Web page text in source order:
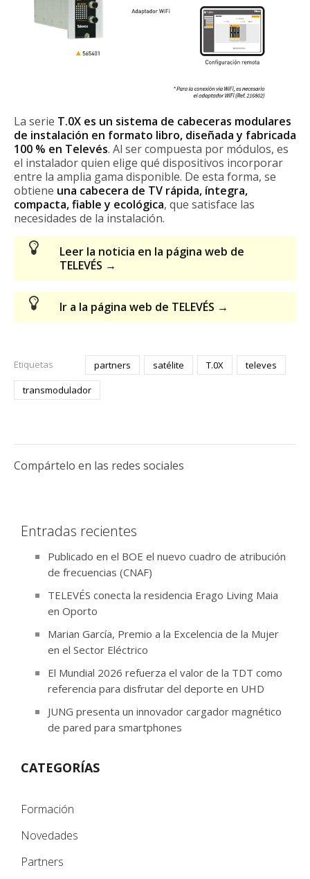
La serie T.0X es un sistema de cabeceras modulares
de instalación en formato libro, diseñada y fabricada
100 % en Televés. Al ser compuesta por módulos, es
el instalador quien elige qué dispositivos incorporar
entre la amplia gama disponible. De esta forma, se
obtiene una cabecera de TV rápida, íntegra,
compacta, fiable y ecológica, que satisface las
necesidades de la instalación.
Leer la noticia en la página web de
TELEVÉS →
Ir a la página web de TELEVÉS →
Etiquetas partners satélite T.0X
televes
transmodulador
Compártelo en las redes sociales
Entradas recientes
Publicado en el BOE el nuevo cuadro de atribución
de frecuencias (CNAF)
TELEVÉS conecta la residencia Erago Living Maia
en Oporto
Marian García, Premio a la Excelencia de la Mujer
en el Sector Eléctrico
El Mundial 2026 refuerza el valor de la TDT como
referencia para disfrutar del deporte en UHD
JUNG presenta un innovador cargador magnético
de pared para smartphones
CATEGORÍAS
Formación
Novedades
Partners